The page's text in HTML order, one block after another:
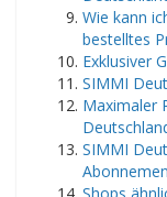
Wie kann
bestelltes
Exklusiver
SIMMI
Maximaler
SIMMI